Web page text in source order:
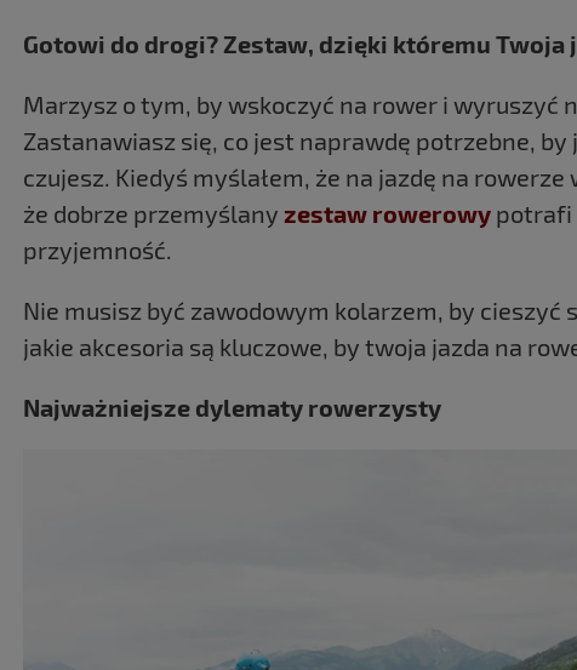
Gotowi do drogi? Zestaw, dzięki któremu Twoja
Marzysz o tym, by wskoczyć na rower i wyruszyć
Zastanawiasz się, co jest naprawdę potrzebne,
czujesz. Kiedyś myślałem, że na jazdę na
że dobrze przemyślany zestaw rowerowy potrafi
przyjemność.
Nie musisz być zawodowym kolarzem, by
jakie akcesoria są kluczowe, by twoja jazda na
Najważniejsze dylematy rowerzysty